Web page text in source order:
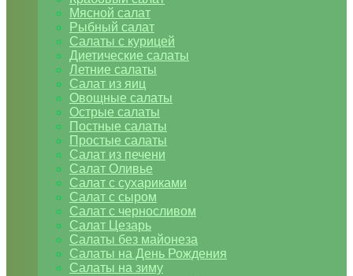
Мясной салат
Рыбный салат
Салаты с курицей
Диетические салаты
Летние салаты
Салат из яиц
Овощные салаты
Острые салаты
Постные салаты
Простые салаты
Салат из печени
Салат Оливье
Салат с сухариками
Салат с сыром
Салат с черносливом
Салат Цезарь
Салаты без майонеза
Салаты на День Рождения
Салаты на зиму